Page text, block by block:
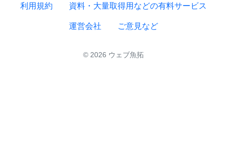
利用規約 資料・大量取得用などの有料サービス
運営会社 ご意見など
© 2026 ウェブ魚拓